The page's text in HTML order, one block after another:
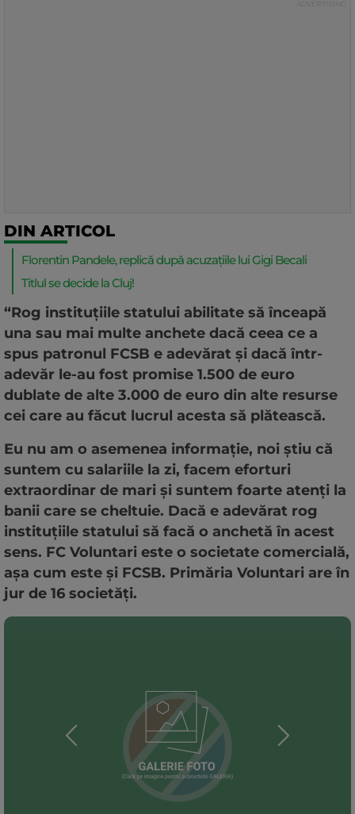
DIN ARTICOL
Florentin Pandele, replică după acuzațiile lui Gigi Becali
Titlul se decide la Cluj!
“Rog instituţiile statului abilitate să înceapă
una sau mai multe anchete dacă ceea ce a
spus patronul FCSB e adevărat şi dacă într-
adevăr le-au fost promise 1.500 de euro
dublate de alte 3.000 de euro din alte resurse
cei care au făcut lucrul acesta să plătească.
Eu nu am o asemenea informaţie, noi ştiu că
suntem cu salariile la zi, facem eforturi
extraordinar de mari şi suntem foarte atenţi la
banii care se cheltuie. Dacă e adevărat rog
instituţiile statului să facă o anchetă în acest
sens. FC Voluntari este o societate comercială,
aşa cum este şi FCSB. Primăria Voluntari are în
jur de 16 societăţi.